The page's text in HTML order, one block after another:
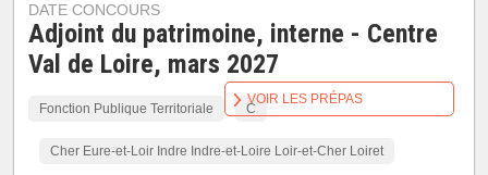
DATE CONCOURS
Adjoint du patrimoine, interne - Centre
Val de Loire, mars 2027
Fonction Publique Territoriale C
Cher Eure-et-Loir Indre Indre-et-Loire Loir-et-Cher Loiret
VOIR LES PRÉPAS